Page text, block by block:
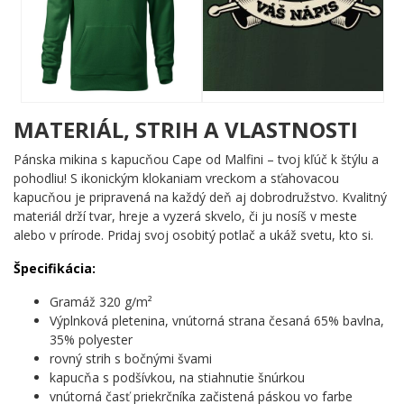
ktorý z neho robí skutočný originál. V strede kompozície trónila
elegantná stuha – a na nej? Tvoj vlastný nápis. Okolo nej sa
krížia dve masívne bubenícke paličky, po stranách šľahajú blesky
energie. Celá potlač je spracovaná v tlmených krémovo-čiernych
odtieňoch, ktoré evokujú klasický rockový plagát zo zlatej éry
Komu urobí radosť?
🥁 Bubeníkom a hudobníkom, ktorí chcú nosiť kus svojej
vášne so sebou
🔥 Rockovým nadšencom, pre ktorých je hudba životný
štýl, nie koníček
odkazom
💡 Kapelám a partám, ktoré chcú spoločný motív s
vlastným názvom
Zadaj svoj nápis, vyber si podklad a nechaj svet vedieť, kto za tým
bubnovaním stojí. ✨ Tvoj motív, tvoje pravidlá – rock nezomiera!
MATERIÁL, STRIH A VLASTNOSTI
Pánska mikina s kapucňou Cape od Malfini – tvoj kľúč k štýlu a
pohodliu! S ikonickým klokaniam vreckom a sťahovacou
kapucňou je pripravená na každý deň aj dobrodružstvo. Kvalitný
materiál drží tvar, hreje a vyzerá skvelo, či ju nosíš v meste
alebo v prírode. Pridaj svoj osobitý potlač a ukáž svetu, kto si.
Špecifikácia:
Gramáž 320 g/m²
Výplnková pletenina, vnútorná strana česaná 65% bavlna,
35% polyester
rovný strih s bočnými švami
kapucňa s podšívkou, na stiahnutie šnúrkou
vnútorná časť priekrčníka začistená páskou vo farbe